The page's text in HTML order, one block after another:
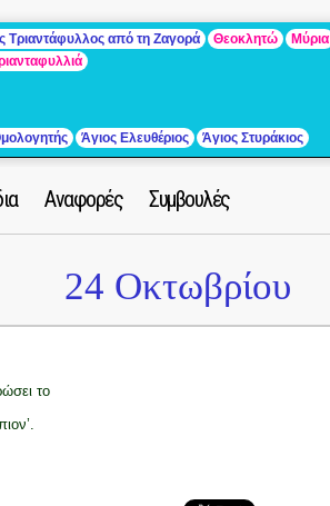
Τριαντάφυλλος από τη Ζαγορά Θεοκλητώ
Μύρια
Άγιος Ελευθέριος Άγιος Στυράκιος
Αναφορές Συμβουλές
24 Οκτωβρίου
το